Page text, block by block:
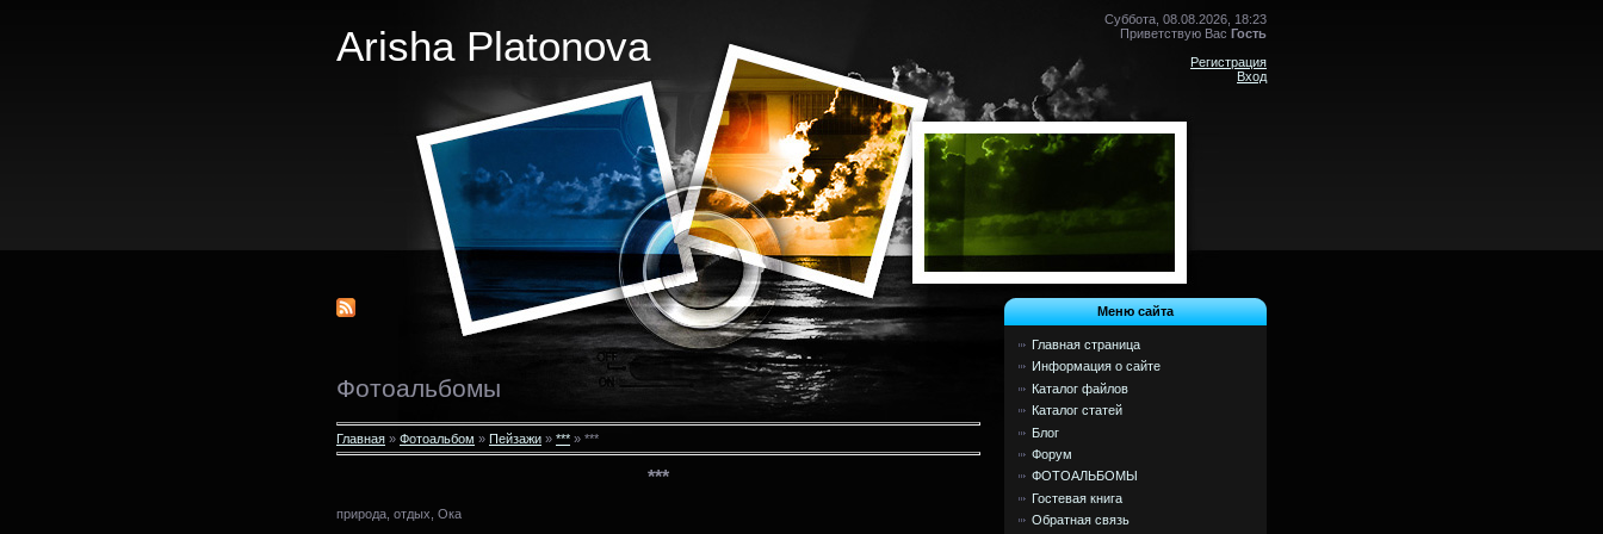
Arisha Platonova
Суббота, 08.08.2026, 18:23
Приветствую Вас Гость
Регистрация
Вход
Фотоальбомы
Главная » Фотоальбом » Пейзажи » *** » ***
***
природа, отдых, Ока
Меню сайта
Главная страница
Информация о сайте
Каталог файлов
Каталог статей
Блог
Форум
ФОТОАЛЬБОМЫ
Гостевая книга
Обратная связь